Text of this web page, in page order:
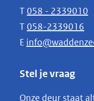
andere
website)
T 058 - 2339010
T 058-2339016
E
Stel je vraag
Onze deur staat